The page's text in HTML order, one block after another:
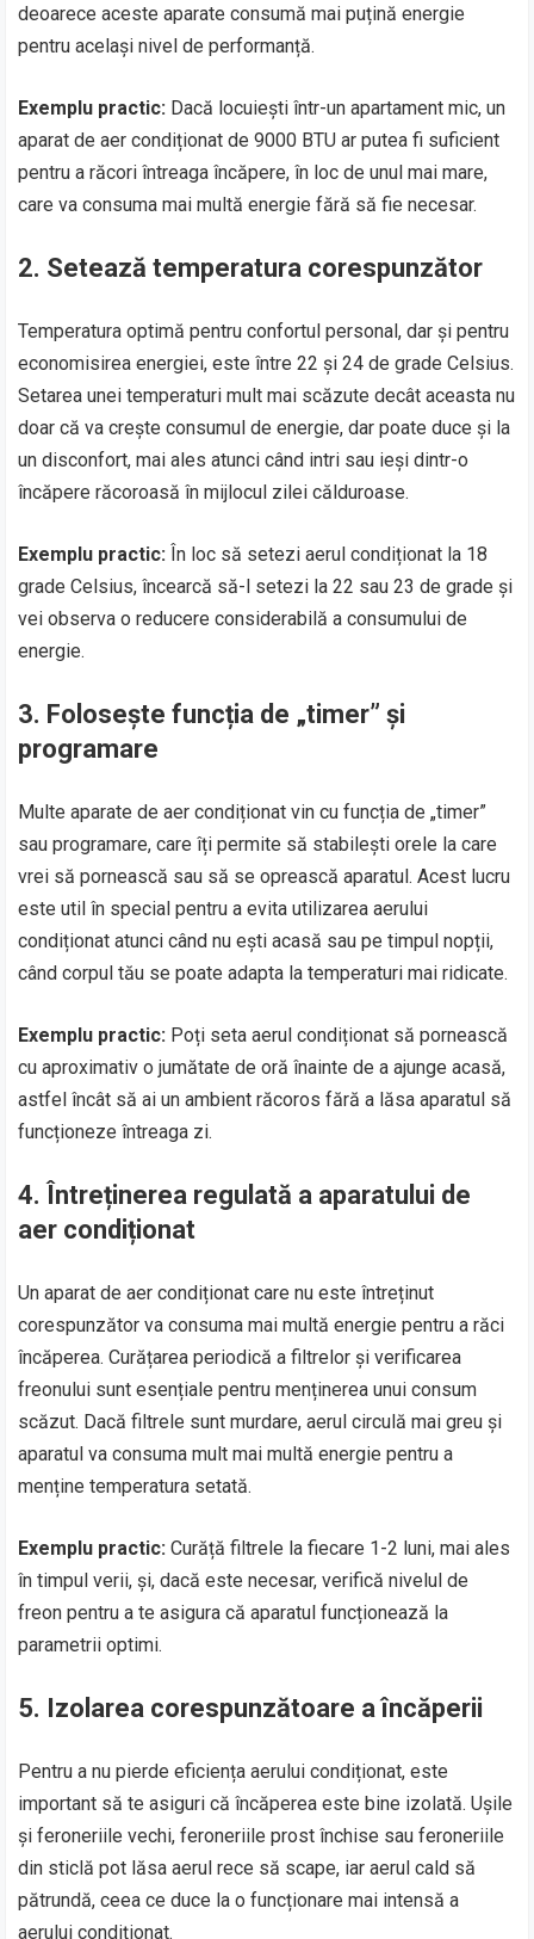
deoarece aceste aparate consumă mai puțină energie
pentru același nivel de performanță.
Exemplu practic: Dacă locuiești într-un apartament mic, un
aparat de aer condiționat de 9000 BTU ar putea fi suficient
pentru a răcori întreaga încăpere, în loc de unul mai mare,
care va consuma mai multă energie fără să fie necesar.
2. Setează temperatura corespunzător
Temperatura optimă pentru confortul personal, dar și pentru
economisirea energiei, este între 22 și 24 de grade Celsius.
Setarea unei temperaturi mult mai scăzute decât aceasta nu
doar că va crește consumul de energie, dar poate duce și la
un disconfort, mai ales atunci când intri sau ieși dintr-o
încăpere răcoroasă în mijlocul zilei călduroase.
Exemplu practic: În loc să setezi aerul condiționat la 18
grade Celsius, încearcă să-l setezi la 22 sau 23 de grade și
vei observa o reducere considerabilă a consumului de
energie.
3. Folosește funcția de „timer” și
programare
Multe aparate de aer condiționat vin cu funcția de „timer”
sau programare, care îți permite să stabilești orele la care
vrei să pornească sau să se oprească aparatul. Acest lucru
este util în special pentru a evita utilizarea aerului
condiționat atunci când nu ești acasă sau pe timpul nopții,
când corpul tău se poate adapta la temperaturi mai ridicate.
Exemplu practic: Poți seta aerul condiționat să pornească
cu aproximativ o jumătate de oră înainte de a ajunge acasă,
astfel încât să ai un ambient răcoros fără a lăsa aparatul să
funcționeze întreaga zi.
4. Întreținerea regulată a aparatului de
aer condiționat
Un aparat de aer condiționat care nu este întreținut
corespunzător va consuma mai multă energie pentru a răci
încăperea. Curățarea periodică a filtrelor și verificarea
freonului sunt esențiale pentru menținerea unui consum
scăzut. Dacă filtrele sunt murdare, aerul circulă mai greu și
aparatul va consuma mult mai multă energie pentru a
menține temperatura setată.
Exemplu practic: Curăță filtrele la fiecare 1-2 luni, mai ales
în timpul verii, și, dacă este necesar, verifică nivelul de
freon pentru a te asigura că aparatul funcționează la
parametrii optimi.
5. Izolarea corespunzătoare a încăperii
Pentru a nu pierde eficiența aerului condiționat, este
important să te asiguri că încăperea este bine izolată. Ușile
și feroneriile vechi, feroneriile prost închise sau feroneriile
din sticlă pot lăsa aerul rece să scape, iar aerul cald să
pătrundă, ceea ce duce la o funcționare mai intensă a
aerului condiționat.